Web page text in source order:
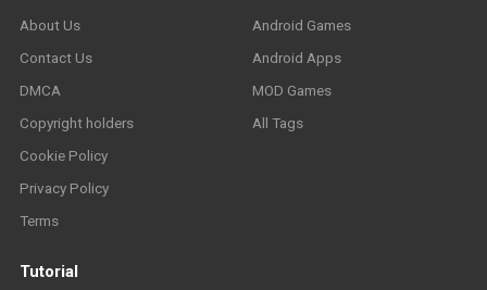
About Us
Contact Us
DMCA
Copyright holders
Cookie Policy
Privacy Policy
Terms
Android Games
Android Apps
MOD Games
All Tags
Tutorial